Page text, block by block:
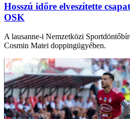
Hosszú időre elveszítette
OSK
A lausanne-i Nemzetközi
Cosmin Matei doppingügyében.